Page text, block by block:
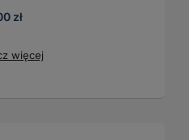
zł
więcej